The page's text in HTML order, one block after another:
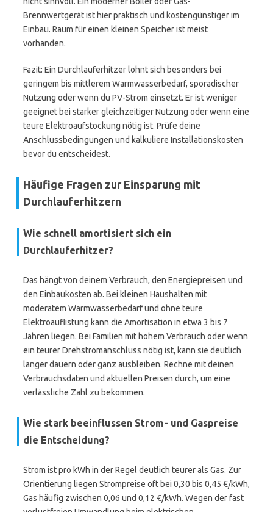
Brennwertgerät ist hier praktisch und kostengünstiger im
Einbau. Raum für einen kleinen Speicher ist meist
vorhanden.
Fazit: Ein Durchlauferhitzer lohnt sich besonders bei
geringem bis mittlerem Warmwasserbedarf, sporadischer
Nutzung oder wenn du PV-Strom einsetzt. Er ist weniger
geeignet bei starker gleichzeitiger Nutzung oder wenn eine
teure Elektroaufstockung nötig ist. Prüfe deine
Anschlussbedingungen und kalkuliere Installationskosten
bevor du entscheidest.
Häufige Fragen zur Einsparung mit
Durchlauferhitzern
Wie schnell amortisiert sich ein
Durchlauferhitzer?
Das hängt von deinem Verbrauch, den Energiepreisen und
den Einbaukosten ab. Bei kleinen Haushalten mit
moderatem Warmwasserbedarf und ohne teure
Elektroauflistung kann die Amortisation in etwa 3 bis 7
Jahren liegen. Bei Familien mit hohem Verbrauch oder wenn
ein teurer Drehstromanschluss nötig ist, kann sie deutlich
länger dauern oder ganz ausbleiben. Rechne mit deinen
Verbrauchsdaten und aktuellen Preisen durch, um eine
verlässliche Zahl zu bekommen.
Wie stark beeinflussen Strom- und Gaspreise
die Entscheidung?
Strom ist pro kWh in der Regel deutlich teurer als Gas. Zur
Orientierung liegen Strompreise oft bei 0,30 bis 0,45 €/kWh,
Gas häufig zwischen 0,06 und 0,12 €/kWh. Wegen der fast